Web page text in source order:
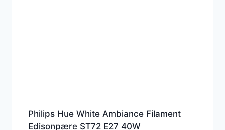
Philips Hue White Ambiance Filament
Edisonpære ST72 E27 40W